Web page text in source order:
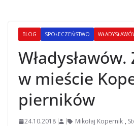
BLOG SPOŁECZEŃSTWO
w mieście
pierników
24.10.2018 Mikołaj Kopernik ,